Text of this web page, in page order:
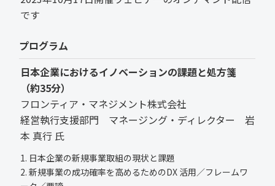
です
プログラム
日本企業におけるイノベーションの課題と処方箋
（約35分）
フロンティア・マネジメント株式会社
経営執行支援部門 マネージング・ディレクター 岩
本 真行 氏
1. 日本企業の新規事業取組の現状と課題
2. 新規事業の成功確率を高めるためのDX 活用／フレームワ